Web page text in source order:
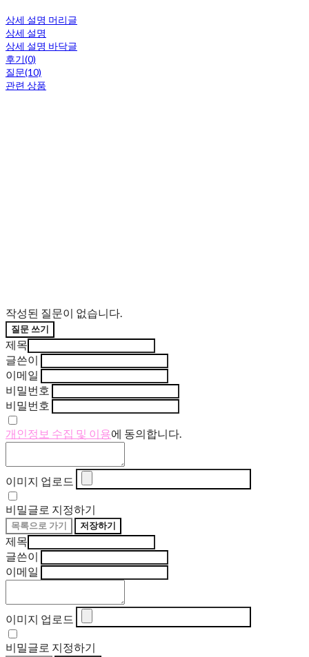
상세 설명 머리글
상세 설명
상세 설명 바닥글
후기(0)
질문(10)
관련 상품
작성된 질문이 없습니다.
질문 쓰기
제목
글쓴이
이메일
비밀번호
비밀번호
개인정보 수집 및 이용에 동의합니다.
이미지 업로드
비밀글로 지정하기
목록으로 가기 저장하기
제목
글쓴이
이메일
이미지 업로드
비밀글로 지정하기